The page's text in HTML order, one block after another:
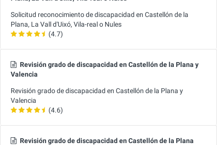
Solicitud reconocimiento de discapacidad en Castellón de la
Plana, La Vall d'Uixó, Vila-real o Nules
(4.7)
Revisión grado de discapacidad en Castellón de la Plana y
Valencia
Revisión grado de discapacidad en Castellón de la Plana y
Valencia
(4.6)
Revisión grado de discapacidad en Castellón de la Plana